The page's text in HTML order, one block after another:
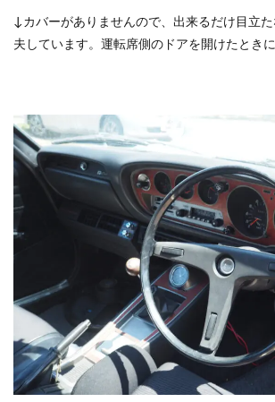
↓カバーがありませんので、出来るだけ目立
夫しています。運転席側のドアを開けたとき